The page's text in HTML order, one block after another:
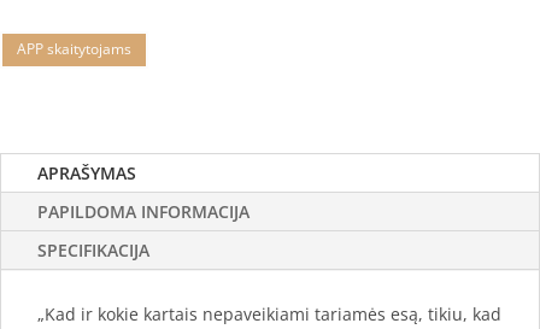
APP skaitytojams
APRAŠYMAS
PAPILDOMA INFORMACIJA
SPECIFIKACIJA
„Kad ir kokie kartais nepaveikiami tariamės esą, tikiu, kad